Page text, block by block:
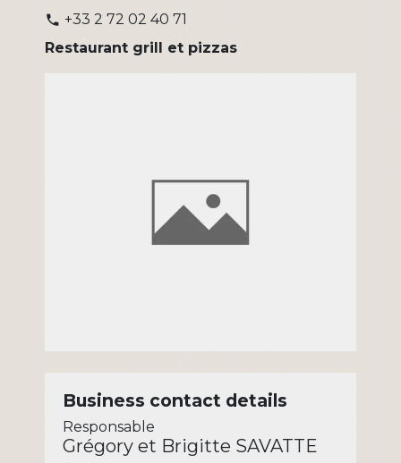
phone +33 2 72 02 40 71
Restaurant grill et pizzas
Business contact details
Responsable
Grégory et Brigitte SAVATTE